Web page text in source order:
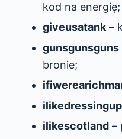
kod na energię;
giveusatank–
gunsgunsguns
bronie;
ilikedressingup
ilikescotland–